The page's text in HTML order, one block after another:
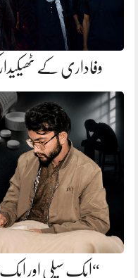
وفاداری کے
“ایک سپلی اور ایک